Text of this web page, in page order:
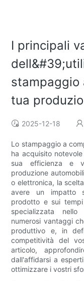
I principali
stampaggio
tua
2025-12-18
Lo stampaggio a
ha acquisito
sua efficienza e
produzione
o elettronica, la
avere un impatto
prodotto e sui
specializzata
numerosi vantaggi
produttivo e, in
competitività del
articolo,
dall'affidarsi a
ottimizzare i vostri